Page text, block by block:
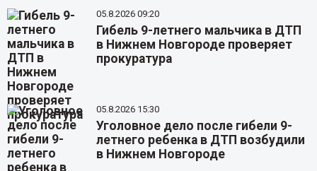
05.8.2026 09:20
Гибель 9-летнего мальчика в ДТП
в Нижнем Новгороде проверяет
прокуратура
05.8.2026 15:30
Уголовное дело после гибели 9-
летнего ребенка в ДТП возбудили
в Нижнем Новгороде